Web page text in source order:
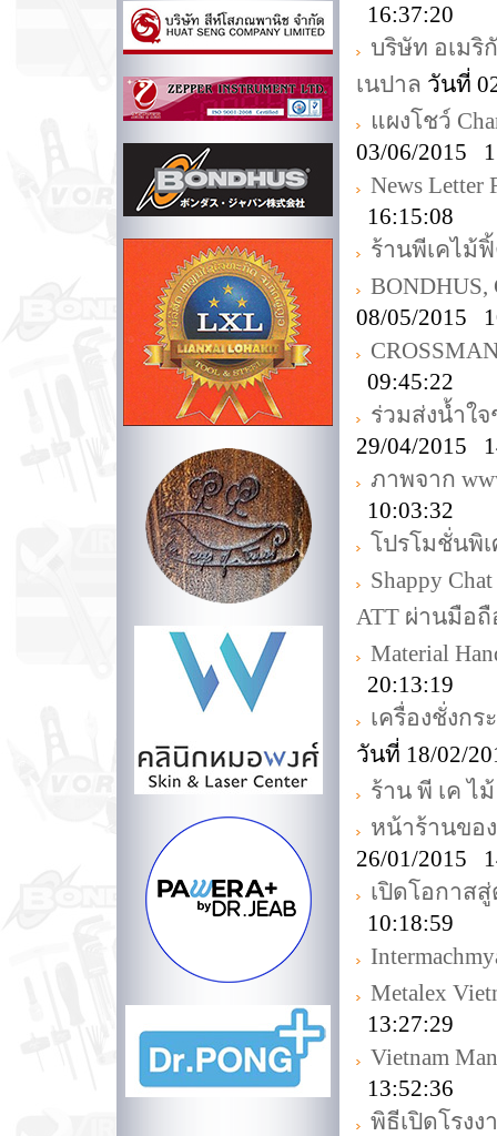
16:37:20
บริษัท อเมริ
เนปาล วันที่
แผงโชว์
03/06/2015
News Letter
16:15:08
ร้านพีเคไม้
BONDHUS,
08/05/2015
09:45:22
ร่วมส่งน้ำใ
29/04/2015
ภาพจาก
10:03:32
โปรโมชั่นพิ
Shappy
ATT ผ่านมือถื
Material
20:13:19
เครื่องชั่งกร
วันที่ 18/02/
ร้าน พี เค ไ
หน้าร้านขอ
26/01/2015
เปิดโอกาส
10:18:59
Metalex
13:27:29
Vietnam
13:52:36
พิธีเปิดโรง